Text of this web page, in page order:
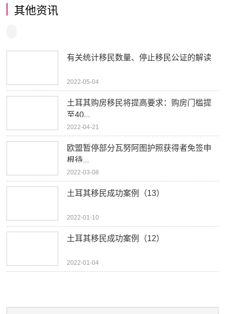
其他资讯
有关统计移民数量、停止移民公证的解读
2022-05-04
土耳其购房移民将提高要求：购房门槛提
至40...
2022-04-21
欧盟暂停部分瓦努阿图护照获得者免签申
根待...
2022-03-08
土耳其移民成功案例（13）
2022-01-10
土耳其移民成功案例（12）
2022-01-04